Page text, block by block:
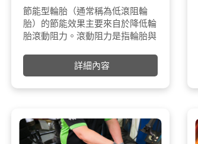
節能型輪胎（通常稱為低滾阻輪
胎）的節能效果主要來自於降低輪
胎滾動阻力。滾動阻力是指輪胎與
產生的能量損耗。節能型輪胎透過
以下幾個方式實現節能：
特殊材料
低滾阻
改良的橡
矽膠（
膠中添加
結構設計
輕量化設
詳細內容